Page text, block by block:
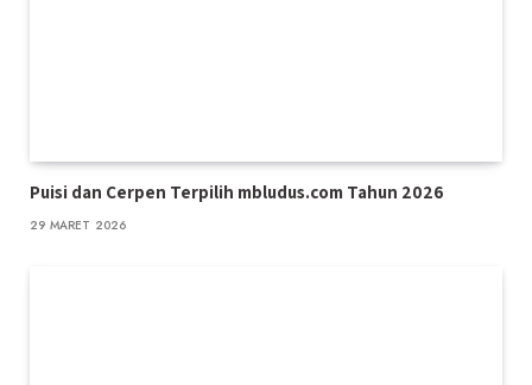
Puisi dan Cerpen Terpilih mbludus.com Tahun 2026
29 MARET 2026